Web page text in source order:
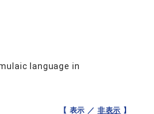
language in
【 表示 ／ 非表示 】